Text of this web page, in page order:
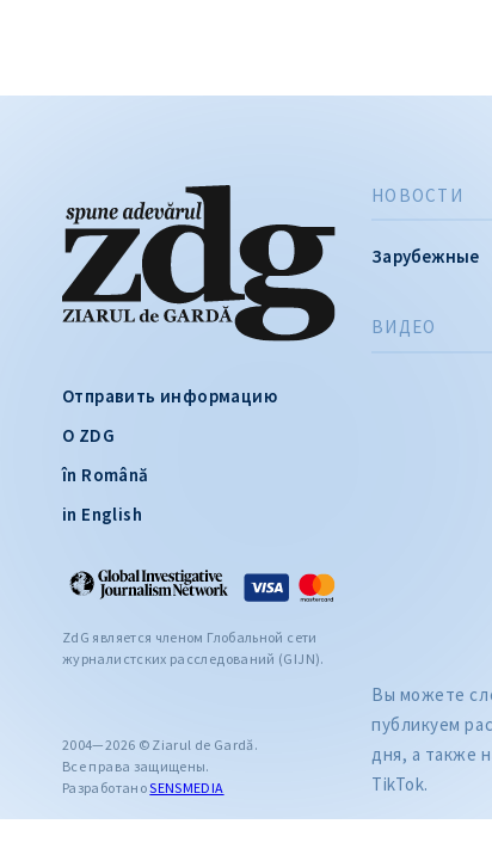
Отправить информацию
О ZDG
în Română
in English
ZdG является членом Глобальной сети
журналистских расследований (GIJN).
2004—2026 © Ziarul de Gardă.
Все права защищены.
РазработаноSENSMEDIA
НОВОСТИ
Зарубежные
ВИДЕО
Вы можете
публикуем
дня, а также
TikTok.